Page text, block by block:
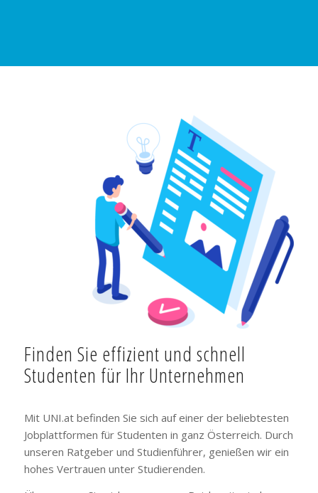
Finden Sie effizient und schnell
Studenten für Ihr Unternehmen
Mit UNI.at befinden Sie sich auf einer der beliebtesten
Jobplattformen für Studenten in ganz Österreich. Durch
unseren Ratgeber und Studienführer, genießen wir ein
hohes Vertrauen unter Studierenden.